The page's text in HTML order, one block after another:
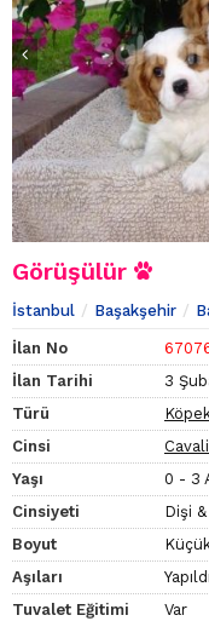
Görüşülür
İstanbul Başakşehir
İlan No
İlan Tarihi
3
Türü
Cinsi
Yaşı
0 - 3
Cinsiyeti
Dişi
Boyut
Aşıları
Yapıldı
Tuvalet Eğitimi
Var